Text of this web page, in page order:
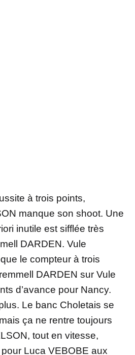
à trois points,
manque son shoot. Une
inutile est sifflée très
DARDEN. Vule
le compteur à trois
DARDEN sur Vule
d’avance pour Nancy.
Le banc Choletais se
ça ne rentre toujours
tout en vitesse,
Luca VEBOBE aux